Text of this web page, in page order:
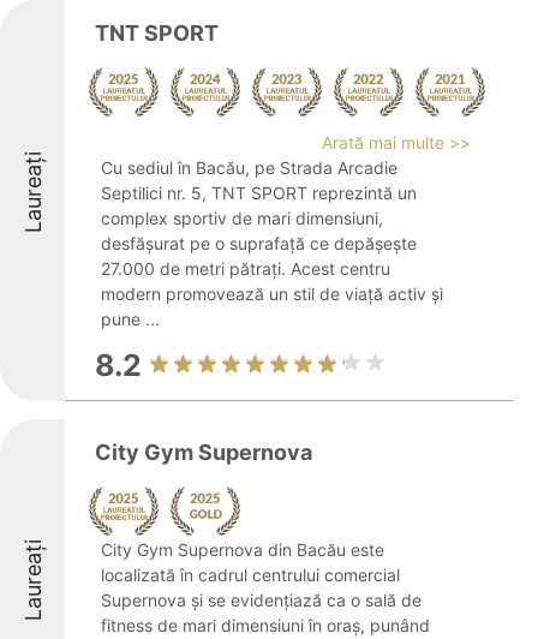
Laureați
TNT SPORT
Arată mai multe >>
Cu sediul în Bacău, pe Strada Arcadie
Septilici nr. 5, TNT SPORT reprezintă un
complex sportiv de mari dimensiuni,
desfășurat pe o suprafață ce depășește
27.000 de metri pătrați. Acest centru
modern promovează un stil de viață activ și
pune ...
8.2
Laureați
City Gym Supernova
City Gym Supernova din Bacău este
localizată în cadrul centrului comercial
Supernova și se evidențiază ca o sală de
fitness de mari dimensiuni în oraș, punând